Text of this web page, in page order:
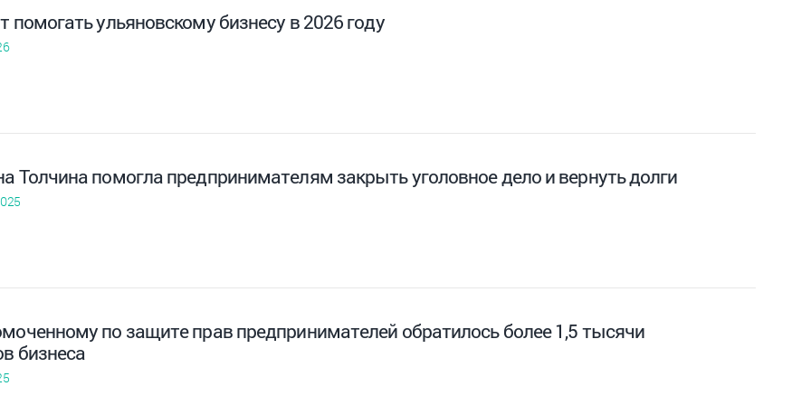
помогать ульяновскому бизнесу в 2026 году
Толчина помогла предпринимателям закрыть уголовное дело и вернуть долги
по защите прав предпринимателей обратилось более 1,5 тысячи
бизнеса